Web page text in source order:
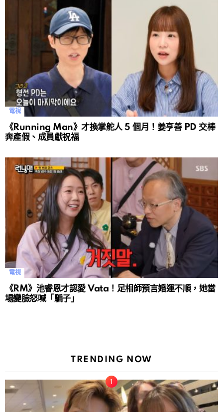
電視
《Running Man》才換掌舵人 5 個月！姜亨善 PD 交棒
奔產假、成員獻祝福
電視
《RM》池睿恩才認愛 Vata！足相師預言婚運不順，她當
場變臉怒喊「騙子」
TRENDING NOW